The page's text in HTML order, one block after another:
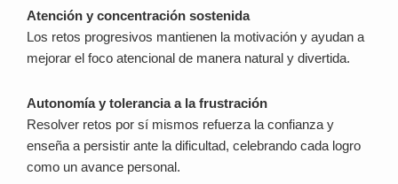
Atención y concentración sostenida
Los retos progresivos mantienen la motivación y ayudan a
mejorar el foco atencional de manera natural y divertida.
Autonomía y tolerancia a la frustración
Resolver retos por sí mismos refuerza la confianza y
enseña a persistir ante la dificultad, celebrando cada logro
como un avance personal.